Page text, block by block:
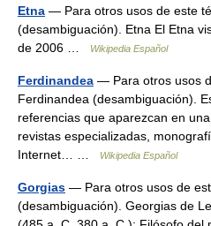
Etna — Para otros usos de este
(desambiguación). Etna El Etna
de 2006 …
Wikipedia Español
Ferdinandea — Para otros usos
Ferdinandea (desambiguación).
referencias que aparezcan en
revistas especializadas,
Internet… …
Wikipedia Español
Gorgias — Para otros usos de
(desambiguación). Georgias de